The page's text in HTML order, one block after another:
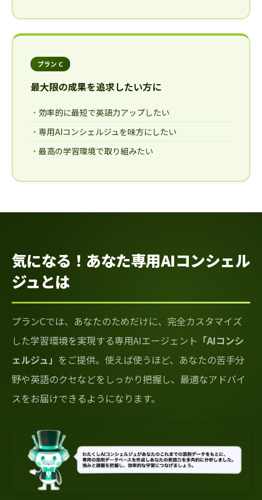
プラン C
最大限の成果を追求したい方に
効率的に最短で英語力アップしたい
専用AIコンシェルジュを味方にしたい
最高の学習環境で取り組みたい
気になる！あなた専用AIコンシェル
ジュとは
プランCでは、あなたのためだけに、完全カスタマイズ
した学習環境を実現する専用AIエージェント 「AIコンシ
ェルジュ」 をご提供。使えば使うほど、あなたの苦手分
野や英語のクセなどをしっかり把握し、最適なアドバイ
スをお届けできるようになります。